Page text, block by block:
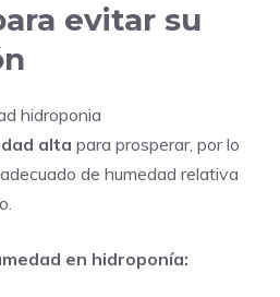
evitar su
alta para prosperar, por lo
de humedad relativa
en hidroponía: